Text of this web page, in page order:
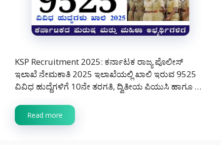
KSP Recruitment 2025: ಕರ್ನಾಟಕ ರಾಜ್ಯ ಪೊಲೀಸ್
ಇಲಾಖೆ ನೇಮಕಾತಿ 2025 ಇಲಾಖೆಯಲ್ಲಿ ಖಾಲಿ ಇರುವ 9525
ವಿವಿಧ ಹುದ್ದೆಗಳಿಗೆ 10ನೇ ತರಗತಿ, ದ್ವಿತೀಯ ಪಿಯುಸಿ ಹಾಗೂ …
Read more